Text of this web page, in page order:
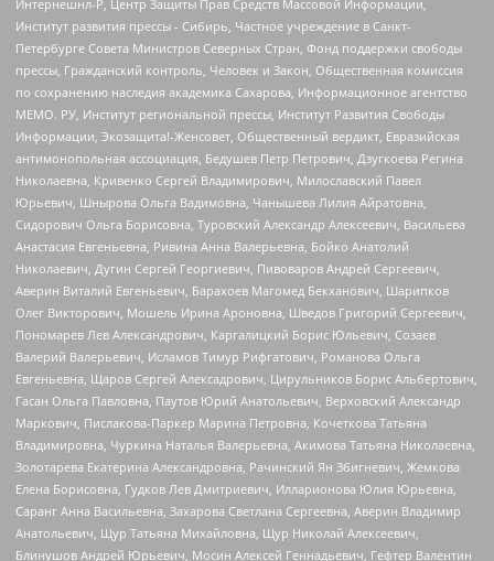
Интернешнл-Р, Центр Защиты Прав Средств Массовой Информации,
Институт развития прессы - Сибирь, Частное учреждение в Санкт-
Петербурге Совета Министров Северных Стран, Фонд поддержки свободы
прессы, Гражданский контроль, Человек и Закон, Общественная комиссия
по сохранению наследия академика Сахарова, Информационное агентство
МЕМО. РУ, Институт региональной прессы, Институт Развития Свободы
Информации, Экозащита!-Женсовет, Общественный вердикт, Евразийская
антимонопольная ассоциация, Бедушев Петр Петрович, Дзугкоева Регина
Николаевна, Кривенко Сергей Владимирович, Милославский Павел
Юрьевич, Шнырова Ольга Вадимовна, Чанышева Лилия Айратовна,
Сидорович Ольга Борисовна, Туровский Александр Алексеевич, Васильева
Анастасия Евгеньевна, Ривина Анна Валерьевна, Бойко Анатолий
Николаевич, Дугин Сергей Георгиевич, Пивоваров Андрей Сергеевич,
Аверин Виталий Евгеньевич, Барахоев Магомед Бекханович, Шарипков
Олег Викторович, Мошель Ирина Ароновна, Шведов Григорий Сергеевич,
Пономарев Лев Александрович, Каргалицкий Борис Юльевич, Созаев
Валерий Валерьевич, Исламов Тимур Рифгатович, Романова Ольга
Евгеньевна, Щаров Сергей Алексадрович, Цирульников Борис Альбертович,
Гасан Ольга Павловна, Паутов Юрий Анатольевич, Верховский Александр
Маркович, Пислакова-Паркер Марина Петровна, Кочеткова Татьяна
Владимировна, Чуркина Наталья Валерьевна, Акимова Татьяна Николаевна,
Золотарева Екатерина Александровна, Рачинский Ян Збигневич, Жемкова
Елена Борисовна, Гудков Лев Дмитриевич, Илларионова Юлия Юрьевна,
Саранг Анна Васильевна, Захарова Светлана Сергеевна, Аверин Владимир
Анатольевич, Щур Татьяна Михайловна, Щур Николай Алексеевич,
Блинушов Андрей Юрьевич, Мосин Алексей Геннадьевич, Гефтер Валентин